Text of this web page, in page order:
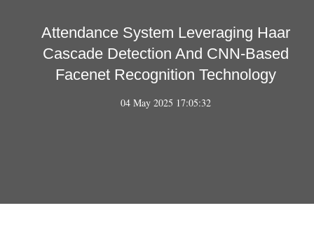
Attendance System Leveraging Haar
Cascade Detection And CNN-Based
Facenet Recognition Technology
04 May 2025 17:05:32